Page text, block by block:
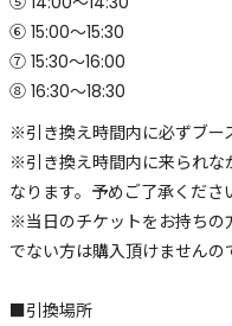
⑥ 15:00〜15:30
⑦ 15:30〜16:00
⑧ 16:30〜18:30
※引き換え時間内に必ずブー
※引き換え時間内に来られな
なります。予めご了承くださ
※当日のチケットをお持ちの
でない方は購入頂けませんの
■引換場所